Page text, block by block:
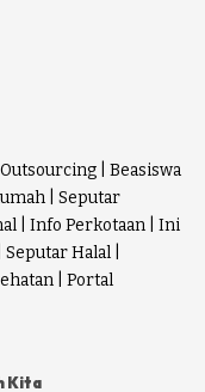
Beasiswa
Seputar
Info Perkotaan
Ini
Seputar Halal
Portal
Kita